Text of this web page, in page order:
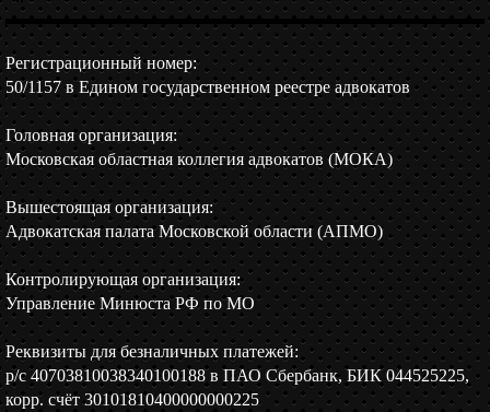
Регистрационный номер:
50/1157 в Едином государственном реестре адвокатов
Головная организация:
Московская областная коллегия адвокатов (МОКА)
Вышестоящая организация:
Адвокатская палата Московской области (АПМО)
Контролирующая организация:
Управление Минюста РФ по МО
Реквизиты для безналичных платежей:
р/c 40703810038340100188 в ПАО Сбербанк, БИК 044525225,
корр. счёт 30101810400000000225